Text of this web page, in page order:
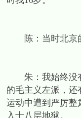
陈：当时北京的
朱：我始终没有
的毛主义左派，还
运动中遭到严厉整
入十八层地狱。